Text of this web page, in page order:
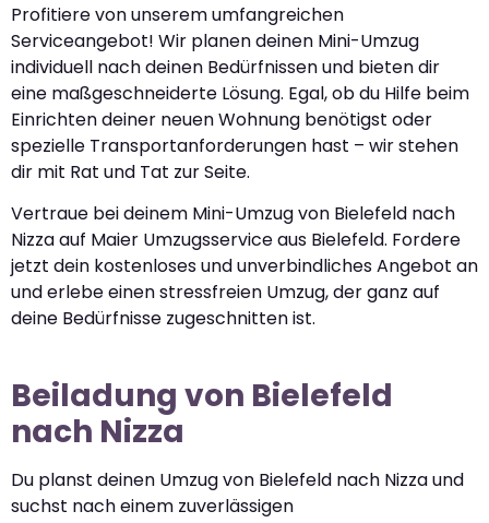
Profitiere von unserem umfangreichen
Serviceangebot! Wir planen deinen Mini-Umzug
individuell nach deinen Bedürfnissen und bieten dir
eine maßgeschneiderte Lösung. Egal, ob du Hilfe beim
Einrichten deiner neuen Wohnung benötigst oder
spezielle Transportanforderungen hast – wir stehen
dir mit Rat und Tat zur Seite.
Vertraue bei deinem Mini-Umzug von Bielefeld nach
Nizza auf Maier Umzugsservice aus Bielefeld. Fordere
jetzt dein kostenloses und unverbindliches Angebot an
und erlebe einen stressfreien Umzug, der ganz auf
deine Bedürfnisse zugeschnitten ist.
Beiladung von Bielefeld
nach Nizza
Du planst deinen Umzug von Bielefeld nach Nizza und
suchst nach einem zuverlässigen